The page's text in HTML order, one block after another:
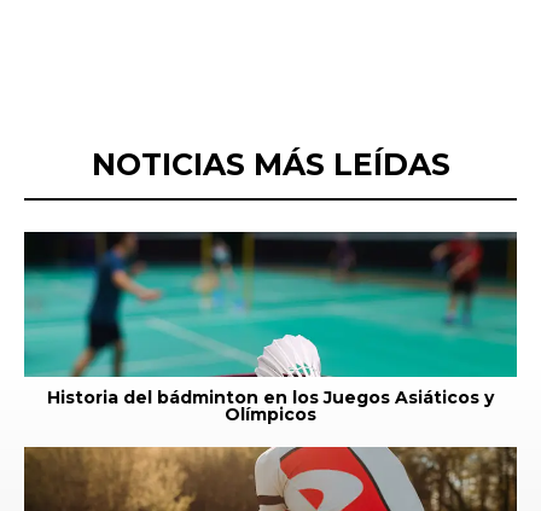
NOTICIAS MÁS LEÍDAS
Historia del bádminton en los Juegos Asiáticos y
Olímpicos